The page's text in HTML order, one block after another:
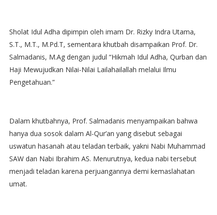
Sholat Idul Adha dipimpin oleh imam Dr. Rizky Indra Utama,
S.T., M.T., M.Pd.T, sementara khutbah disampaikan Prof. Dr.
Salmadanis, M.Ag dengan judul “Hikmah Idul Adha, Qurban dan
Haji Mewujudkan Nilai-Nilai Lailahailallah melalui Ilmu
Pengetahuan.”
Dalam khutbahnya, Prof. Salmadanis menyampaikan bahwa
hanya dua sosok dalam Al-Qur’an yang disebut sebagai
uswatun hasanah atau teladan terbaik, yakni Nabi Muhammad
SAW dan Nabi Ibrahim AS. Menurutnya, kedua nabi tersebut
menjadi teladan karena perjuangannya demi kemaslahatan
umat.